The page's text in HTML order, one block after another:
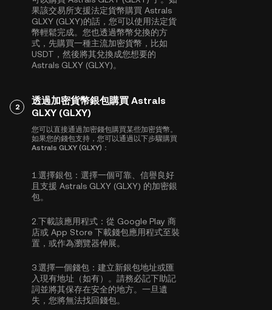
果該交易所支援法定貨幣購買 Astrals
GLXY (GLXY)的話，您可以使用法定貨
幣輕鬆完成。您也透過幣幣兌換的方
式，先購買一種主流加密貨幣，比如
USDT ，然後將其兌換成您想要的
Astrals GLXY (GLXY)。
2
透過加密貨幣銀包購買 Astrals
GLXY (GLXY)
您可以直接通過加密錢包購買某些加密貨幣。
如果您的錢包支持，您可以通過以下步驟購買
Astrals GLXY (GLXY)：
1. 選擇銀包： 選擇一個可靠、信譽良好
且支援 Astrals GLXY (GLXY) 的加密銀
包。
2. 下載該應用程式： 從 Google Play 商
店或 App Store 下載錢包應用程式至裝
置，或作為瀏覽器伸展。
3.選擇一個錢包： 建立新銀包地址或匯
入現有地址（如有）。請務必記下助記
詞並將其保存在安全的地方。一旦遺
失，您將無法找回錢包。